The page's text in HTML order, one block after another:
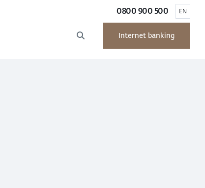
0800 900 500 EN
Internet banking